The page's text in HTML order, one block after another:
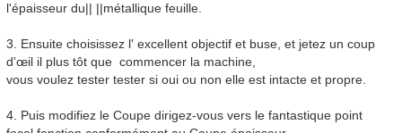
l'épaisseur du|| ||métallique feuille.
3. Ensuite choisissez l' excellent objectif et buse, et jetez un coup
d'œil il plus tôt que commencer la machine,
vous voulez tester tester si oui ou non elle est intacte et propre.
4. Puis modifiez le Coupe dirigez-vous vers le fantastique point